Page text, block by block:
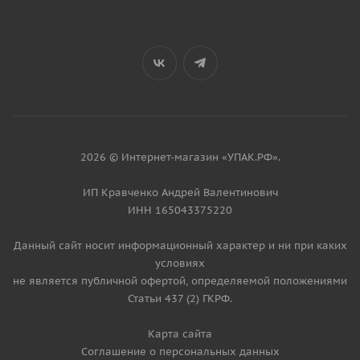
2026 © Интернет-магазин «УПАК.РФ».
ИП Кравченко Андрей Валентинович
ИНН 165043375220
Данный сайт носит информационный характер и ни при каких
условиях
не является публичной офертой, определяемой положениями
Статьи 437 (2) ГКРФ.
Карта сайта
Соглашение о персональных данных